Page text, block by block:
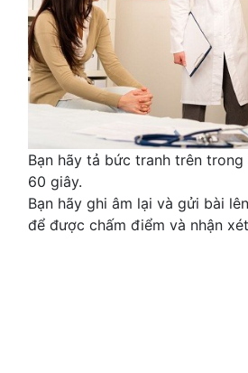
Bạn hãy tả bức tranh trên
60 giây.
Bạn hãy ghi âm lại và gửi bài
để được chấm điểm và nhận